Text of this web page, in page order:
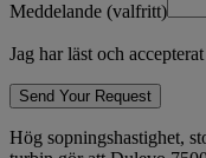
Meddelande (valfritt)
Jag har läst och
Hög sopningshastighet,